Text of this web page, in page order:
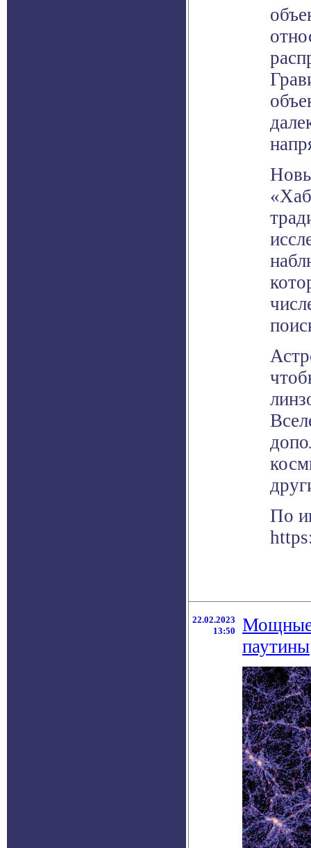
По
22.02.2023
13:50
Мощные
паутины